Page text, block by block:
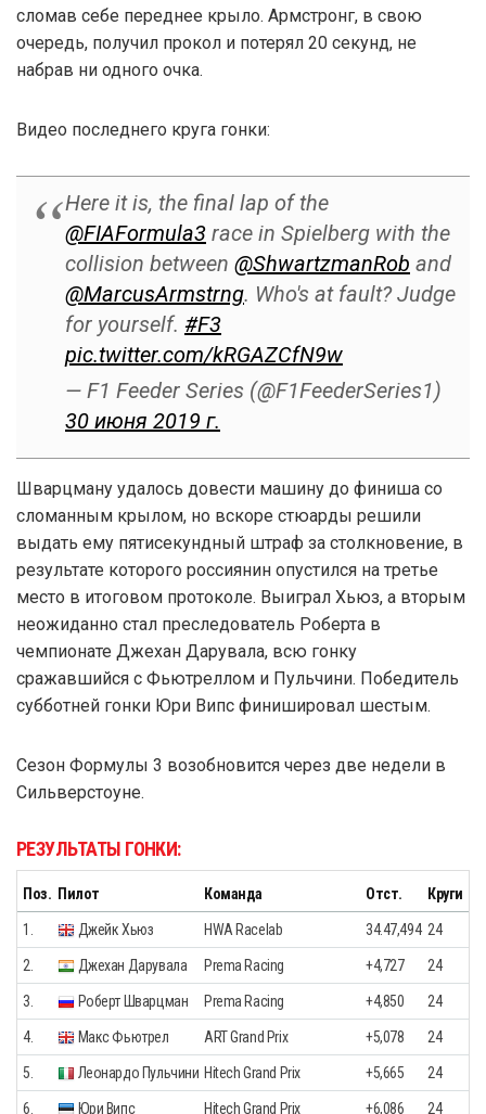
сломав себе переднее крыло. Армстронг, в свою
очередь, получил прокол и потерял 20 секунд, не
набрав ни одного очка.
Видео последнего круга гонки:
Here it is, the final lap of the
@FIAFormula3 race in Spielberg with the
collision between @ShwartzmanRob and
@MarcusArmstrng. Who's at fault? Judge
for yourself. #F3
pic.twitter.com/kRGAZCfN9w
— F1 Feeder Series (@F1FeederSeries1)
30 июня 2019 г.
Шварцману удалось довести машину до финиша со
сломанным крылом, но вскоре стюарды решили
выдать ему пятисекундный штраф за столкновение, в
результате которого россиянин опустился на третье
место в итоговом протоколе. Выиграл Хьюз, а вторым
неожиданно стал преследователь Роберта в
чемпионате Джехан Дарувала, всю гонку
сражавшийся с Фьютреллом и Пульчини. Победитель
субботней гонки Юри Випс финишировал шестым.
Сезон Формулы 3 возобновится через две недели в
Сильверстоуне.
РЕЗУЛЬТАТЫ ГОНКИ:
Поз. Пилот Команда Отст. Круги
1. Джейк Хьюз HWA Racelab 34.47,494 24
2. Джехан Дарувала Prema Racing +4,727 24
3. Роберт Шварцман Prema Racing +4,850 24
4. Макс Фьютрел ART Grand Prix +5,078 24
5. Леонардо Пульчини Hitech Grand Prix +5,665 24
6. Юри Випс Hitech Grand Prix +6,086 24